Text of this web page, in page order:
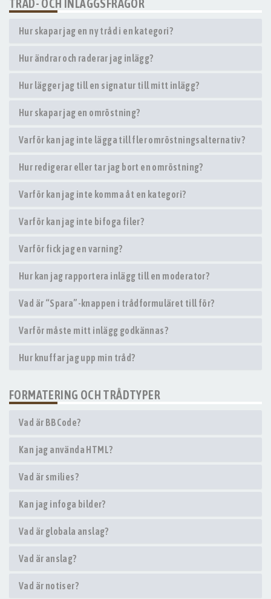
TRÅD- OCH INLÄGGSFRÅGOR
Hur skapar jag en ny tråd i en kategori?
Hur ändrar och raderar jag inlägg?
Hur lägger jag till en signatur till mitt inlägg?
Hur skapar jag en omröstning?
Varför kan jag inte lägga till fler omröstningsalternativ?
Hur redigerar eller tar jag bort en omröstning?
Varför kan jag inte komma åt en kategori?
Varför kan jag inte bifoga filer?
Varför fick jag en varning?
Hur kan jag rapportera inlägg till en moderator?
Vad är “Spara”-knappen i trådformuläret till för?
Varför måste mitt inlägg godkännas?
Hur knuffar jag upp min tråd?
FORMATERING OCH TRÅDTYPER
Vad är BBCode?
Kan jag använda HTML?
Vad är smilies?
Kan jag infoga bilder?
Vad är globala anslag?
Vad är anslag?
Vad är notiser?